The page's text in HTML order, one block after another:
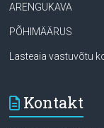
ARENGUKAVA
PÕHIMÄÄRUS
Lasteaia vastuvõtu
Kontakt